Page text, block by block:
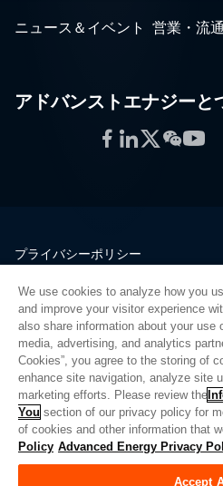
ニュース＆イベント 営業・流通
アドバンストエナジーと
Facebook
LinkedIn
Twitter
プライバシーポリシー
品質
サイトマップ
サプライヤーポータル
UK Modern Slavery Act
Privacy Preferences
Do Not Sell or Share My Personal
Limit the Use of My Sensitive
We use cookies to analyze how you
and improve your visitor experience
also share information about your use
media, advertising, and analytics
Cookies”, you agree to the storing of
enhance site navigation, analyze site
marketing efforts. Please review the
You section of our privacy policy for
of cookies and other information that
Policy Advanced Energy Privacy
Accept